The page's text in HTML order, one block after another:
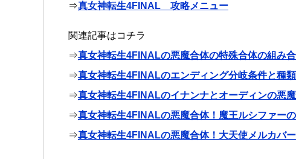
⇒真女神転生4FINAL 攻略メニュー
関連記事はコチラ
⇒真女神転生4FINALの悪魔合体の特殊合体の組み合
⇒真女神転生4FINALのエンディング分岐条件と種
⇒真女神転生4FINALのイナンナとオーディンの悪
⇒真女神転生4FINALの悪魔合体！魔王ルシファーの
⇒真女神転生4FINALの悪魔合体！大天使メルカバー